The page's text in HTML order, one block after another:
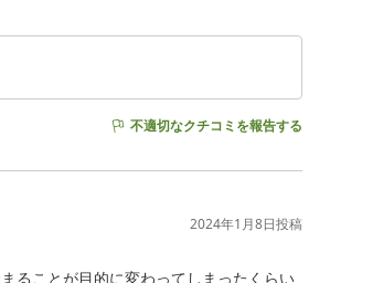
不適切なクチコミを報告する
2024年1月8日投稿
ることが目的に変わってしまったくらい